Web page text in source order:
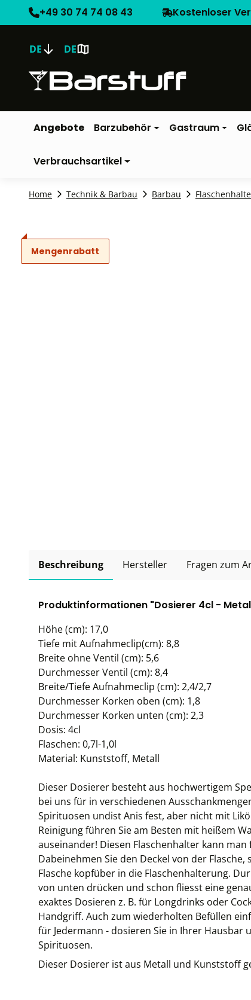
+49 30 74 74 08 43 Kostenloser
DE DE
Angebote Barzubehör Gastraum
Verbrauchsartikel
Home Technik & Barbau Barbau
Mengenrabatt
Beschreibung Hersteller Fragen zum
Produktinformationen "Dosierer 4cl -
Höhe (cm): 17,0
Tiefe mit Aufnahmeclip(cm): 8,8
Breite ohne Ventil (cm): 5,6
Durchmesser Ventil (cm): 8,4
Breite/Tiefe Aufnahmeclip (cm): 2,4/2,7
Durchmesser Korken oben (cm): 1,8
Durchmesser Korken unten (cm): 2,3
Dosis: 4cl
Flaschen: 0,7l-1,0l
Material: Kunststoff, Metall
Dieser Dosierer besteht aus hochwertigem
bei uns für in verschiedenen
Spirituosen undist Anis fest, aber nicht mit
Reinigung führen Sie am Besten mit heißem
auseinander! Diesen Flaschenhalter kann
Dabeinehmen Sie den Deckel von der
Flasche kopfüber in die Flaschenhalterung.
von unten drücken und schon fliesst eine
exaktes Dosieren z. B. für Longdrinks oder
Handgriff. Auch zum wiederholten Befüllen
für Jedermann - dosieren Sie in Ihrer
Spirituosen.
Dieser Dosierer ist aus Metall und Kunststoff